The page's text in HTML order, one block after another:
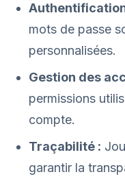
mots de passe
personnalisées.
Gestion des
permissions
compte.
Traçabilité :
garantir la